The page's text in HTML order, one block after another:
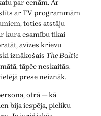
par cenām. Ar
ar TV programmām
toties atstāju
kura esamību tikai
avīzes krievu
iznākošais The Baltic
tāpēc neskaitās.
prese neiznāk.
otrā — kā
bija iespēja, pieliku